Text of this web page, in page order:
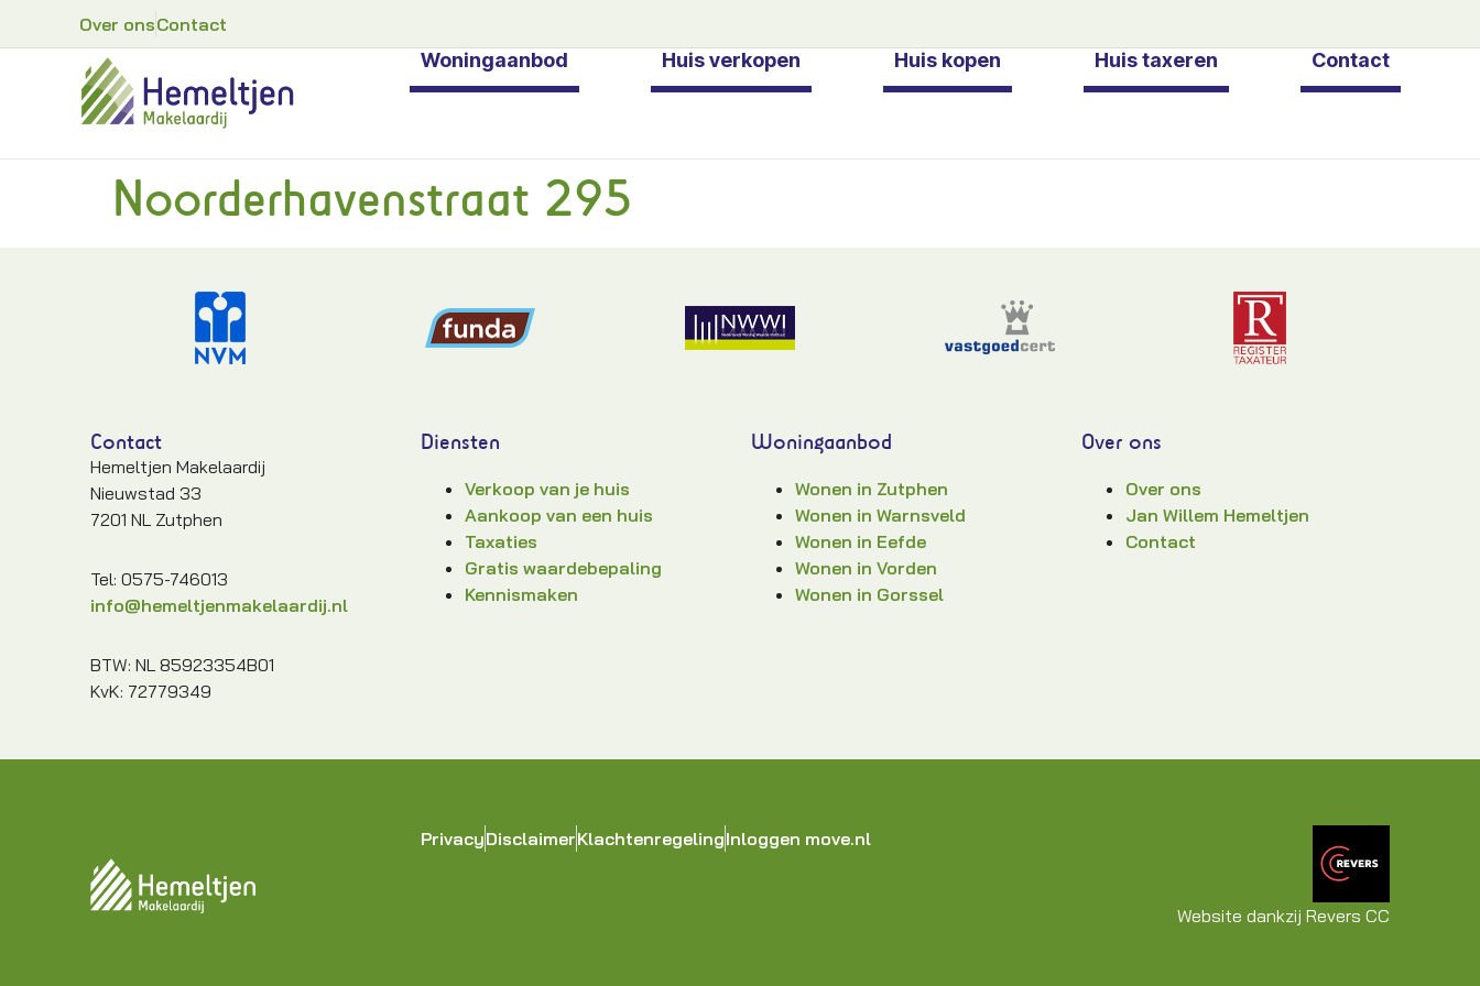
Over onsContact
Woningaanbod Huis verkopen Huis kopen Huis taxeren Contact
Noorderhavenstraat 295
Contact
Hemeltjen Makelaardij
Nieuwstad 33
7201 NL Zutphen
Tel: 0575-746013
info@hemeltjenmakelaardij.nl
BTW: NL 85923354B01
KvK: 72779349
Diensten
Verkoop van je huis
Aankoop van een huis
Taxaties
Gratis waardebepaling
Kennismaken
Woningaanbod
Wonen in Zutphen
Wonen in Warnsveld
Wonen in Eefde
Wonen in Vorden
Wonen in Gorssel
Over ons
Over ons
Jan Willem Hemeltjen
Contact
PrivacyDisclaimerKlachtenregelingInloggen move.nl
Website dankzij Revers CC